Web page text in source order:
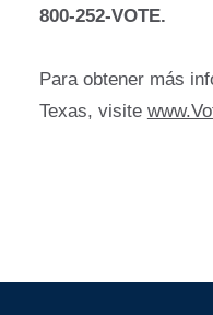
800-252-VOTE.
Para obtener más
Texas, visite